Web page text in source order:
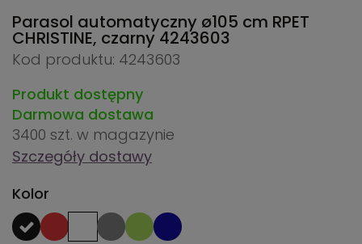
Parasol automatyczny ø105 cm RPET
CHRISTINE, czarny 4243603
Kod produktu: 4243603
Produkt dostępny
Darmowa dostawa
3400 szt. w magazynie
Szczegóły dostawy
Kolor